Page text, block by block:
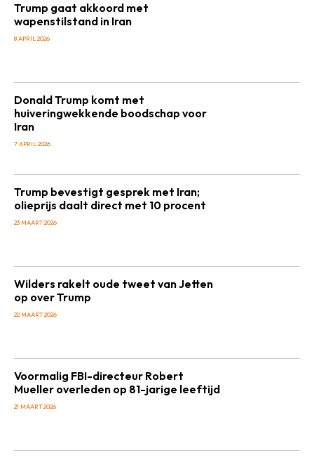
Trump gaat akkoord met
wapenstilstand in Iran
8 APRIL 2026
Donald Trump komt met
huiveringwekkende boodschap voor
Iran
7 APRIL 2026
Trump bevestigt gesprek met Iran;
olieprijs daalt direct met 10 procent
23 MAART 2026
Wilders rakelt oude tweet van Jetten
op over Trump
22 MAART 2026
Voormalig FBI-directeur Robert
Mueller overleden op 81-jarige leeftijd
21 MAART 2026